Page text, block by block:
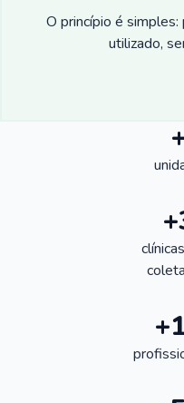
O princípio é
utilizado,